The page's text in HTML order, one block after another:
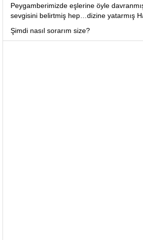
Peygamberimizde eşlerine öyle
sevgisini belirtmiş hep…dizine yatarmış
Şimdi nasıl sorarım size?